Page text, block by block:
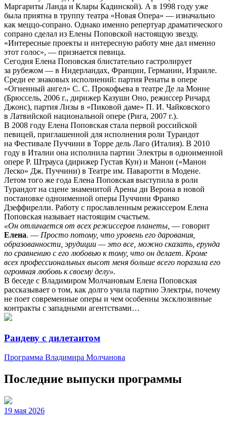
Маргариты Ланда и Клары Кадинской). А в 1998 году уже
была приятна в труппу театра «Новая Опера» — изначально
как меццо-сопрано. Однако именно репертуар драматического
сопрано сделал из Елены Поповской настоящую звезду.
«Интересные проекты и интересную работу мне дал именно
этот голос», — признается певица.
Сегодня Елена Поповская блистательно гастролирует
за рубежом — в Нидерландах, Франции, Германии, Израиле.
Среди ее знаковых исполнений: партия Ренаты в опере
«Огненный ангел» С. С. Прокофьева в театре Де ла Монне
(Брюссель, 2006 г., дирижер Казуши Оно, режиссер Ричард
Джонс), партия Лизы в «Пиковой даме» П. И. Чайковского
в Латвийской национальной опере (Рига, 2007 г.).
В 2008 году Елена Поповская стала первой российской
певицей, приглашенной для исполнения роли Турандот
на Фестивале Пуччини в Торре дель Лаго (Италия). В 2010
году в Италии она исполнила партии Электры в одноименной
опере Р. Штрауса (дирижер Густав Кун) и Манон («Манон
Леско» Дж. Пуччини) в Театре им. Паваротти в Модене.
Летом того же года Елена Поповская выступила в роли
Турандот на сцене знаменитой Арены ди Верона в новой
постановке одноименной оперы Пуччини Франко
Дзеффирелли. Работу с прославленным режиссером Елена
Поповская называет настоящим счастьем.
«Он отличается от всех режиссеров планеты, — говорит
Елена. — Просто потому, что уровень его дарования,
образованности, эрудиции — это все, можно сказать, ерунда
по сравнению с его любовью к тому, что он делает. Кроме
всех профессиональных высот меня больше всего поразила его
огромная любовь к своему делу».
В беседе с Владимиром Молчановым Елена Поповская
рассказывает о том, как долго учила партию Электры, почему
не поет современные оперы и чем особенны эксклюзивные
контракты с западными агентствами…
Рандеву с дилетантом
Программа Владимира Молчанова
Последние выпуски программы
19 мая 2026